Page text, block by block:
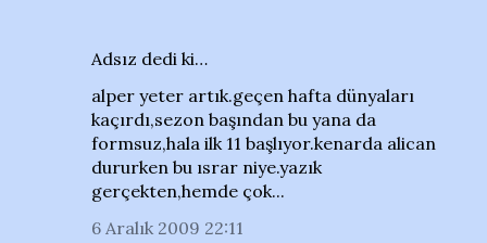
Adsız dedi ki…
alper yeter artık.geçen hafta dünyaları
kaçırdı,sezon başından bu yana da
formsuz,hala ilk 11 başlıyor.kenarda alican
dururken bu ısrar niye.yazık
gerçekten,hemde çok...
6 Aralık 2009 22:11